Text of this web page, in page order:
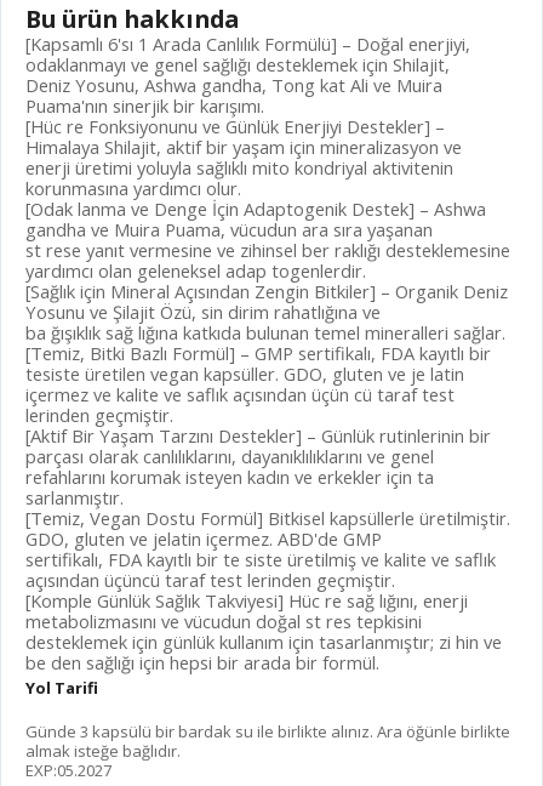
Bu ürün hakkında
[Kapsamlı 6'sı 1 Arada Canlılık Formülü] – Doğal enerjiyi,
odaklanmayı ve genel sağlığı desteklemek için Shilajit,
Deniz Yosunu, Ashwa gandha, Tong kat Ali ve Muira
Puama'nın sinerjik bir karışımı.
[Hüc re Fonksiyonunu ve Günlük Enerjiyi Destekler] –
Himalaya Shilajit, aktif bir yaşam için mineralizasyon ve
enerji üretimi yoluyla sağlıklı mito kondriyal aktivitenin
korunmasına yardımcı olur.
[Odak lanma ve Denge İçin Adaptogenik Destek] – Ashwa
gandha ve Muira Puama, vücudun ara sıra yaşanan
st rese yanıt vermesine ve zihinsel ber raklığı desteklemesine
yardımcı olan geleneksel adap togenlerdir.
[Sağlık için Mineral Açısından Zengin Bitkiler] – Organik Deniz
Yosunu ve Şilajit Özü, sin dirim rahatlığına ve
ba ğışıklık sağ lığına katkıda bulunan temel mineralleri sağlar.
[Temiz, Bitki Bazlı Formül] – GMP sertifikalı, FDA kayıtlı bir
tesiste üretilen vegan kapsüller. GDO, gluten ve je latin
içermez ve kalite ve saflık açısından üçün cü taraf test
lerinden geçmiştir.
[Aktif Bir Yaşam Tarzını Destekler] – Günlük rutinlerinin bir
parçası olarak canlılıklarını, dayanıklılıklarını ve genel
refahlarını korumak isteyen kadın ve erkekler için ta
sarlanmıştır.
[Temiz, Vegan Dostu Formül] Bitkisel kapsüllerle üretilmiştir.
GDO, gluten ve jelatin içermez. ABD'de GMP
sertifikalı, FDA kayıtlı bir te siste üretilmiş ve kalite ve saflık
açısından üçüncü taraf test lerinden geçmiştir.
[Komple Günlük Sağlık Takviyesi] Hüc re sağ lığını, enerji
metabolizmasını ve vücudun doğal st res tepkisini
desteklemek için günlük kullanım için tasarlanmıştır; zi hin ve
be den sağlığı için hepsi bir arada bir formül.
Yol Tarifi
Günde 3 kapsülü bir bardak su ile birlikte alınız. Ara öğünle birlikte
almak isteğe bağlıdır.
EXP:05.2027